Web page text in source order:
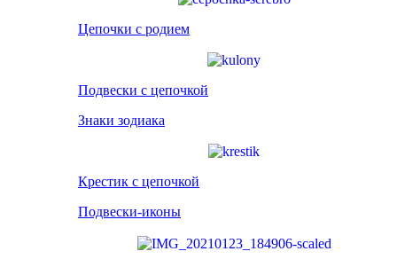
Цепочки с родием
Подвески с цепочкой
Знаки зодиака
Крестик с цепочкой
Подвески-иконы